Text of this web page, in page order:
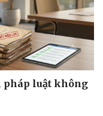
pháp luật không